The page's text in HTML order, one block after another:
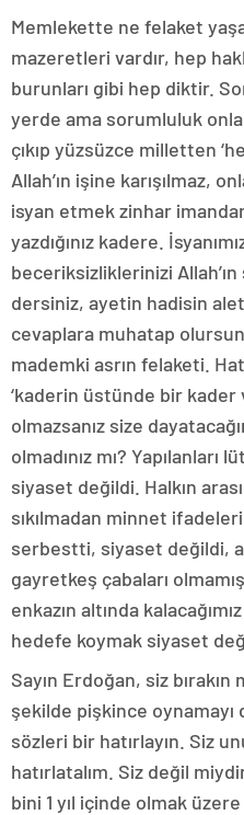
Memlekette ne felaket
mazeretleri vardır, hep
burunları gibi hep diktir.
yerde ama sorumluluk
çıkıp yüzsüzce milletten
Allah’ın işine karışılmaz,
isyan etmek zinhar imandan
yazdığınız kadere.
beceriksizliklerinizi
dersiniz, ayetin hadisin
cevaplara muhatap
mademki asrın felaketi.
‘kaderin üstünde bir kader
olmazsanız size
olmadınız mı? Yapılanları
siyaset değildi. Halkın
sıkılmadan minnet
serbestti, siyaset değildi,
gayretkeş çabaları
enkazın altında
hedefe koymak siyaset
Sayın Erdoğan, siz
şekilde pişkince
sözleri bir hatırlayın. Siz
hatırlatalım. Siz değil
bini 1 yıl içinde olmak